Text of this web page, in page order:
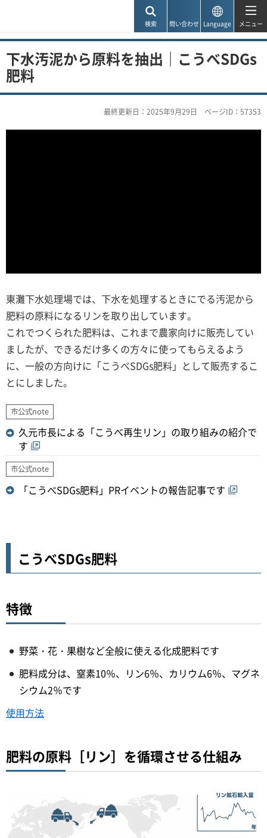
検索 問い合わせ Language メニュー
下水汚泥から原料を抽出｜こうべSDGs
肥料
最終更新日：2025年9月29日 ページID：57353
東灘下水処理場では、下水を処理するときにでる汚泥から
肥料の原料になるリンを取り出しています。
これでつくられた肥料は、これまで農家向けに販売してい
ましたが、できるだけ多くの方々に使ってもらえるよう
に、一般の方向けに「こうべSDGs肥料」として販売するこ
とにしました。
市公式note
久元市長による「こうべ再生リン」の取り組みの紹介で
す
市公式note
「こうべSDGs肥料」PRイベントの報告記事です
こうべSDGs肥料
特徴
野菜・花・果樹など全般に使える化成肥料です
肥料成分は、窒素10％、リン6％、カリウム6％、マグネ
シウム2％です
使用方法
肥料の原料［リン］を循環させる仕組み